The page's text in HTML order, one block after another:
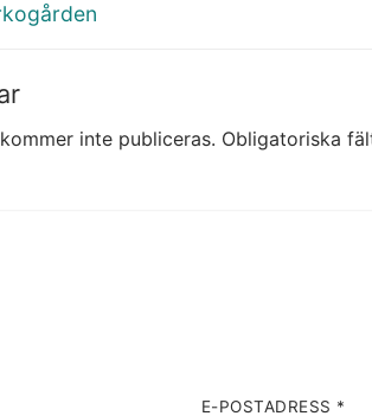
inte publiceras. Obligatoriska
E-POSTADRESS *